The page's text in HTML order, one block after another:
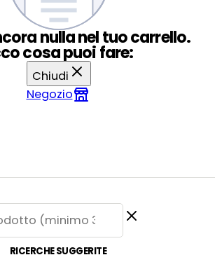
nulla nel tuo carrello.
cosa puoi fare:
Chiudi
Negozio
RICERCHE SUGGERITE